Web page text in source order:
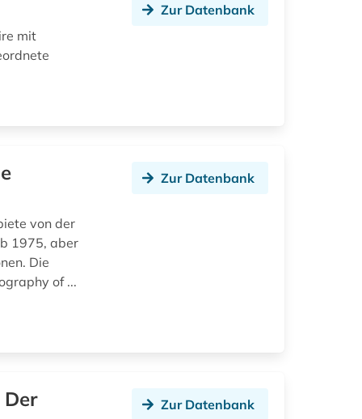
mit
Zur Datenbank
von der
1975, aber
Die
of ...
Zur Datenbank
Zur Datenbank